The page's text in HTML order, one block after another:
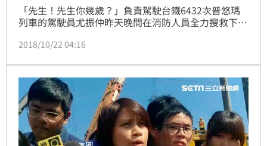
「先生！先生你幾歲？」負責駕駛台鐵6432次普悠瑪
列車的駕駛員尤振仲昨天晚間在消防人員全力搜救下，
備要送上救護車時，對於現場消防及醫護人員的詢問，
醒，也已被帶往宜蘭地檢署偵訊當中。
2018/10/22 04:16